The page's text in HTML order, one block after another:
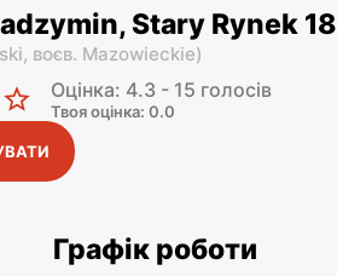
Stary Rynek 18
воєв. Mazowieckie)
Оцінка: 4.3 - 15 голосів
Твоя оцінка: 0.0
Графік роботи